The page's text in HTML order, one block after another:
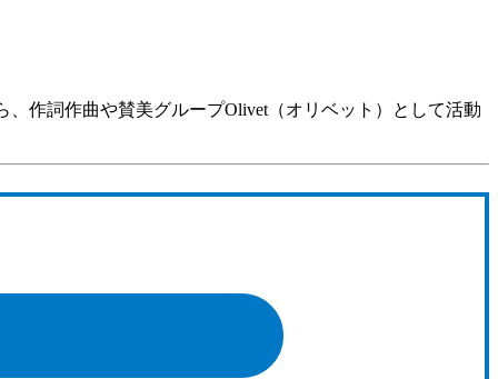
作詞作曲や賛美グループOlivet（オリベット）として活動